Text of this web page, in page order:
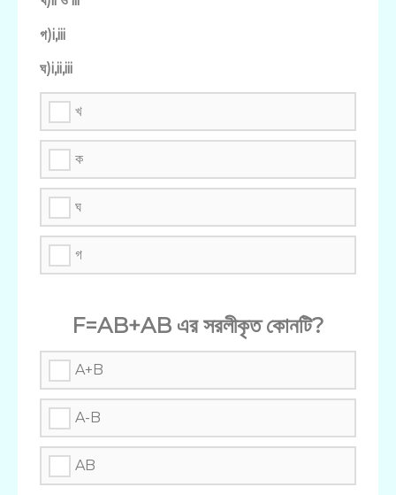
গ)i,iii
ঘ)i,ii,iii
খ
ক
ঘ
গ
F=AB+AB এর সরলীকৃত কোনটি?
A+B
A-B
AB